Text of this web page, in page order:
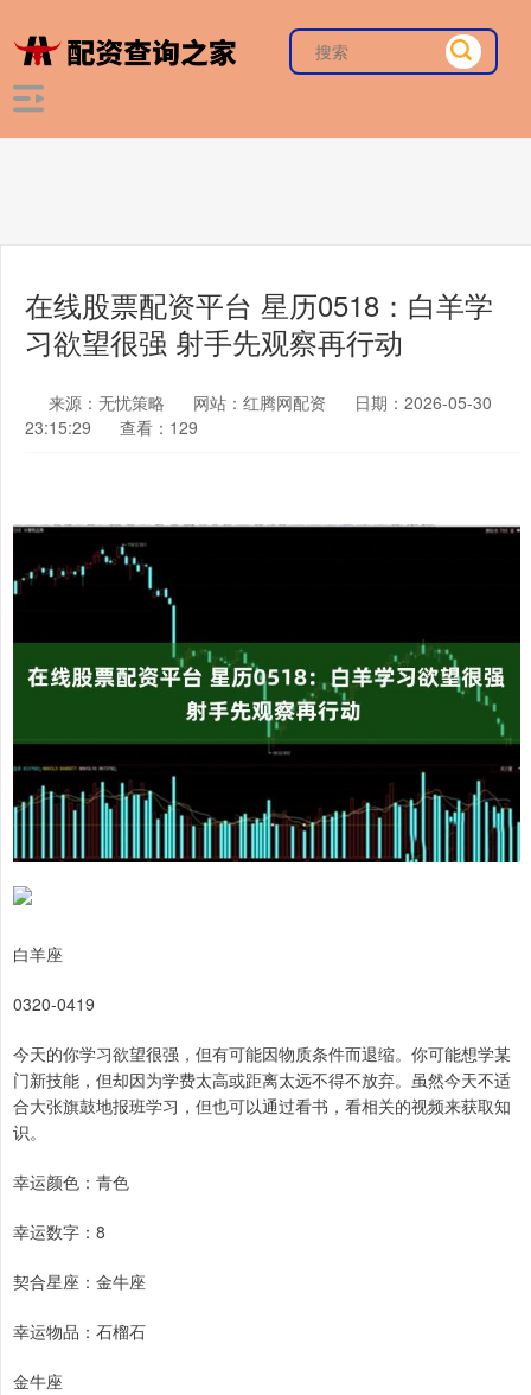
在线股票配资平台 星历0518：白羊学
习欲望很强 射手先观察再行动
来源：无忧策略 网站：红腾网配资
日期：2026-05-30
23:15:29
查看：129
白羊座
0320-0419
今天的你学习欲望很强，但有可能因物质条件而退缩。你可能想学某
门新技能，但却因为学费太高或距离太远不得不放弃。虽然今天不适
合大张旗鼓地报班学习，但也可以通过看书，看相关的视频来获取知
识。
幸运颜色：青色
幸运数字：8
契合星座：金牛座
幸运物品：石榴石
金牛座